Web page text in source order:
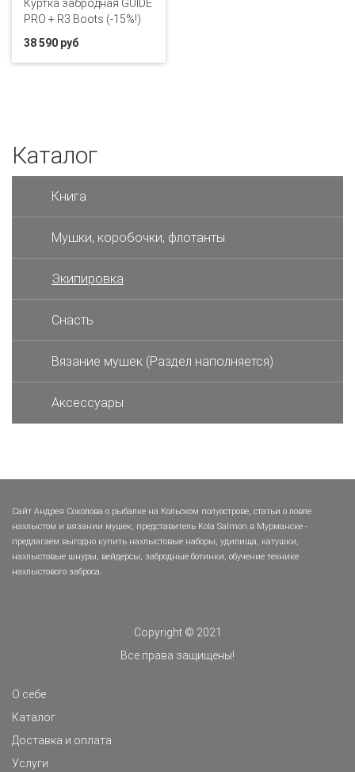
Куртка забродная GUIDE
PRO + R3 Boots (-15%!)
38 590 руб
Каталог
Книга
Мушки, коробочки, флотанты
Экипировка
Снасть
Вязание мушек (Раздел наполняется)
Аксессуары
Сайт Андрея Соколова о рыбалке на Кольском полуострове, статьи о ловле
нахлыстом и вязании мушек, представитель Kola Salmon в Мурманске -
предлагаем выгодно купить нахлыстовые наборы, удилища, катушки,
нахлыстовые шнуры, вейдерсы, забродные ботинки, обучение технике
нахлыстового заброса.
Copyright © 2021
Все права защищены!
О себе
Каталог
Доставка и оплата
Услуги